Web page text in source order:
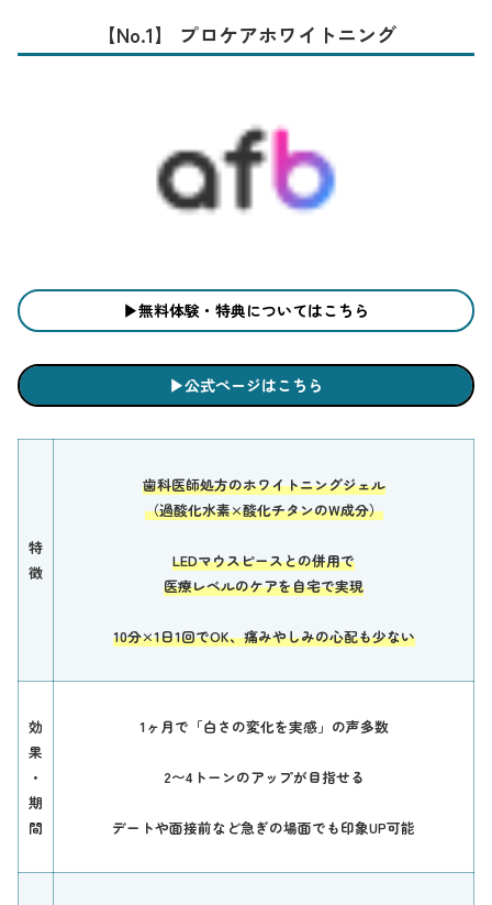
【No.1】 プロケアホワイトニング
▶︎無料体験・特典についてはこちら
▶︎公式ページはこちら
特
徴
歯科医師処方のホワイトニングジェル
（過酸化水素×酸化チタンのW成分）
LEDマウスピースとの併用で
医療レベルのケアを自宅で実現
10分×1日1回でOK、痛みやしみの心配も少ない
効
果
・
期
間
1ヶ月で「白さの変化を実感」の声多数
2〜4トーンのアップが目指せる
デートや面接前など急ぎの場面でも印象UP可能